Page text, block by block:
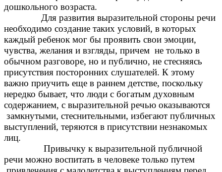
дошкольного возраста.
Для развития выразительной стороны речи
необходимо создание таких условий, в которых
каждый ребенок мог бы проявить свои эмоции,
чувства, желания и взгляды, причем не только в
обычном разговоре, но и публично, не стесняясь
присутствия посторонних слушателей. К этому
важно приучить еще в раннем детстве, поскольку
нередко бывает, что люди с богатым духовным
содержанием, с выразительной речью оказываются
замкнутыми, стеснительными, избегают публичных
выступлений, теряются в присутствии незнакомых
лиц.
Привычку к выразительной публичной
речи можно воспитать в человеке только путем